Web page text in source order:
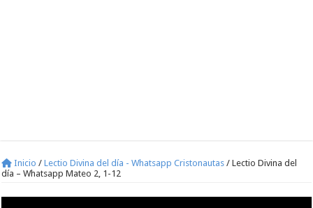
Inicio / Lectio Divina del día - Whatsapp Cristonautas / Lectio Divina del
día – Whatsapp Mateo 2, 1-12